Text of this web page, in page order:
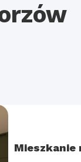
Mieszkanie